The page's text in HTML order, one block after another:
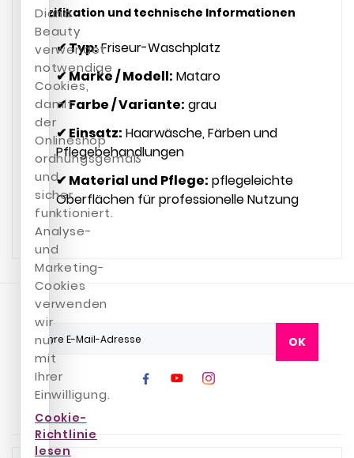
Spezifikation und technische Informationen
✔ Typ:Friseur-Waschplatz
✔ Marke / Modell: Mataro
✔ Farbe / Variante: grau
✔ Einsatz: Haarwäsche, Färben und
Pflegebehandlungen
✔ Material und Pflege: pflegeleichte
Oberflächen für professionelle Nutzung
OK
Diana
Beauty
verwendet
notwendige
Cookies,
damit
der
Onlineshop
ordnungsgemäß
und
sicher
funktioniert.
Analyse-
und
Marketing-
Cookies
verwenden
wir
nur
mit
Ihrer
Einwilligung.
Cookie-
Richtlinie
lesen